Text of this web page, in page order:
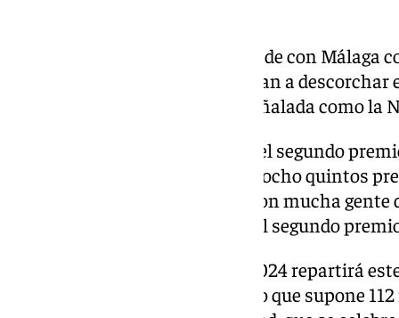
La fortuna se ha aliado además de con Málaga
localidades de donde ya empiezan a
económico en una fecha tan señalada como la
En el sorteo además del Gordo, el segundo
también dos cuartos premios y ocho quintos
Teatro Real y en toda España, con mucha
premios, entre ellos el Gordo y el segundo
La Lotería de Navidad de este 2024 repartirá
millones de euros en premios, lo que supone